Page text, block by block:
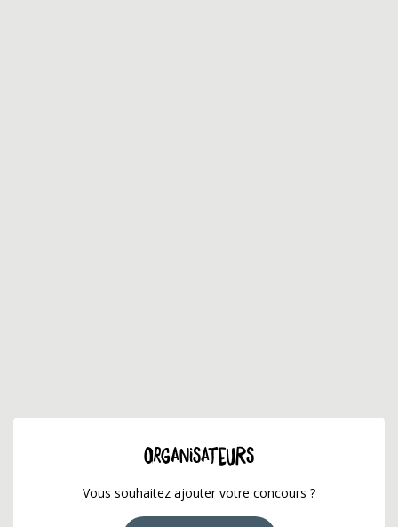
ORGANISATEURS
Vous souhaitez ajouter votre concours ?